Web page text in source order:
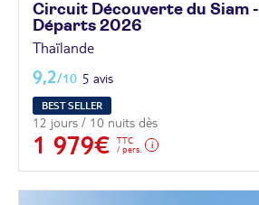
Circuit Découverte du Siam -
Départs 2026
Thaïlande
9,2/10 5 avis
BEST SELLER
12 jours / 10 nuits dès
1 979€
TTC
/ pers.